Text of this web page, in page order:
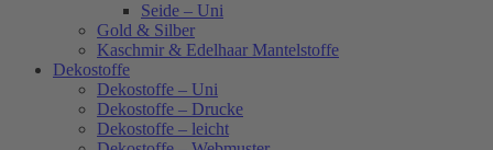
Seide – Uni
Gold & Silber
Kaschmir & Edelhaar Mantelstoffe
Dekostoffe
Dekostoffe – Uni
Dekostoffe – Drucke
Dekostoffe – leicht